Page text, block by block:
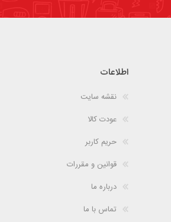
اطلاعات
نقشه سایت
عودت کالا
حریم کاربر
قوانین و مقررات
درباره ما
تماس با ما